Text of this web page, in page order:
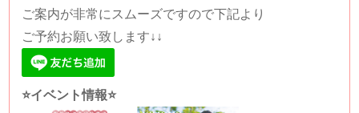
ご案内が非常にスムーズですので下記より
ご予約お願い致します↓↓
⭐️イベント情報⭐️